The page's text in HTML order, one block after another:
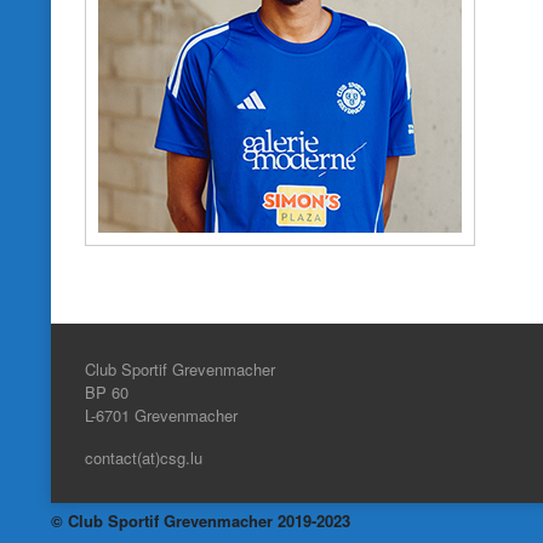
Club Sportif Grevenmacher
BP 60
L-6701 Grevenmacher
contact(at)csg.lu
© Club Sportif Grevenmacher 2019-2023